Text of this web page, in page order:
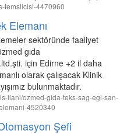
temsilcisi-4470960
Elemanı
sektöründe faaliyet
gıda
için Edirne +2 il daha
olarak çalışacak Klinik
bulunmaktadır.
ilani/ozmed-gida-teks-sag-egl-san-
4520340
Şefi